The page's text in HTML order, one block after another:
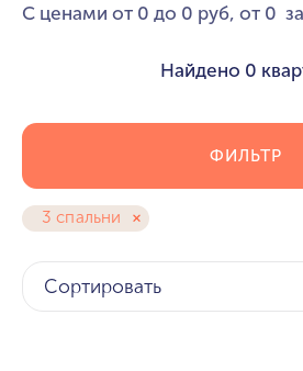
С ценами от 0 до 0 руб, от 0
Найдено 0
3 спальни
ФИЛЬТР
Сортировать